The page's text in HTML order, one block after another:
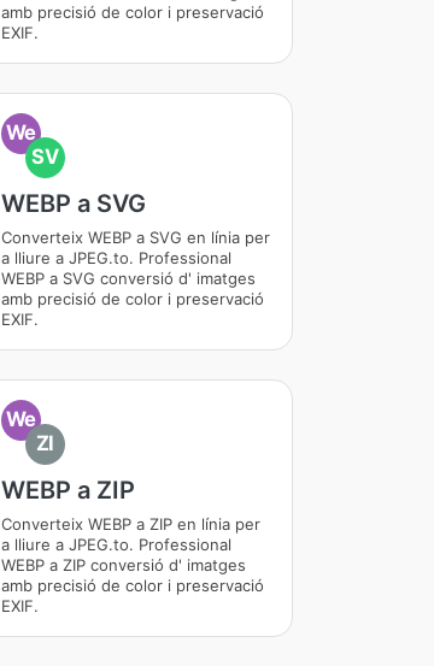
amb precisió de color i preservació
EXIF.
We
SV
WEBP a SVG
Converteix WEBP a SVG en línia per
a lliure a JPEG.to. Professional
WEBP a SVG conversió d' imatges
amb precisió de color i preservació
EXIF.
We
ZI
WEBP a ZIP
Converteix WEBP a ZIP en línia per
a lliure a JPEG.to. Professional
WEBP a ZIP conversió d' imatges
amb precisió de color i preservació
EXIF.